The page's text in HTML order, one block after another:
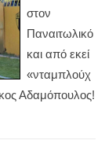
στον
Παναιτωλικό
και από εκεί
«νταμπλούχ
Αδαμόπουλος!